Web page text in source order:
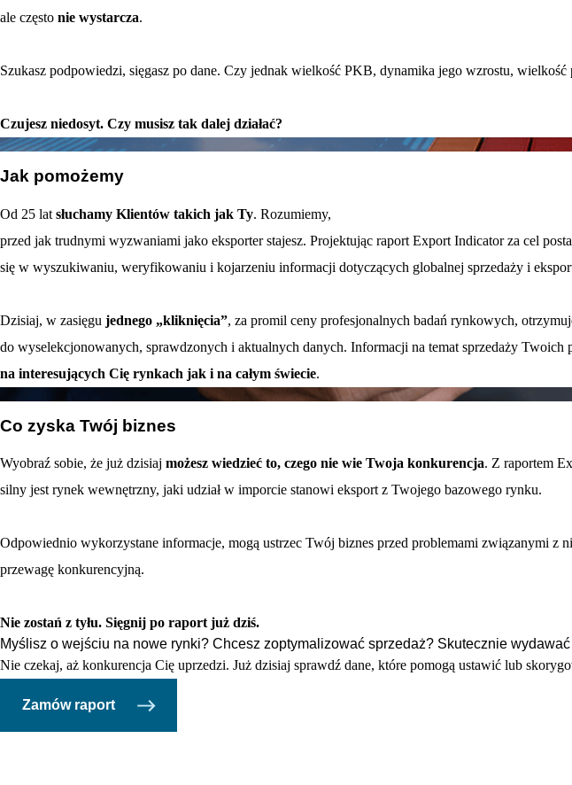
ale często nie wystarcza.
Szukasz podpowiedzi, sięgasz po dane. Czy jednak wielkość PKB, dynamika jego wzrostu,
Czujesz niedosyt. Czy musisz tak dalej działać?
02
Jak pomożemy
Od 25 lat słuchamy Klientów takich jak Ty. Rozumiemy,
przed jak trudnymi wyzwaniami jako eksporter stajesz. Projektując raport Export Indicator za cel
się w wyszukiwaniu, weryfikowaniu i kojarzeniu informacji dotyczących globalnej sprzedaży i
Dzisiaj, w zasięgu jednego „kliknięcia”, za promil ceny profesjonalnych badań rynkowych,
do wyselekcjonowanych, sprawdzonych i aktualnych danych. Informacji na temat sprzedaży Twoich
na interesujących Cię rynkach jak i na całym świecie.
Co zyska Twój biznes
Wyobraź sobie, że już dzisiaj możesz wiedzieć to, czego nie wie Twoja konkurencja. Z raportem
silny jest rynek wewnętrzny, jaki udział w imporcie stanowi eksport z Twojego bazowego rynku.
Odpowiednio wykorzystane informacje, mogą ustrzec Twój biznes przed problemami związanymi z
przewagę konkurencyjną.
Nie zostań z tyłu. Sięgnij po raport już dziś.
Myślisz o wejściu na nowe rynki? Chcesz zoptymalizować sprzedaż? Skutecznie
Nie czekaj, aż konkurencja Cię uprzedzi. Już dzisiaj sprawdź dane, które pomogą ustawić lub
Zamów raport